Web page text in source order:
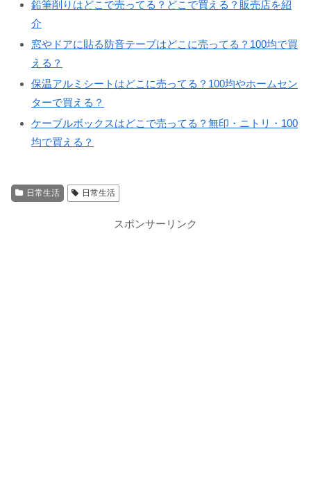
鉛筆削りはどこで売ってる？どこで買える？販売店を紹
介
窓やドアに貼る防音テープはどこに売ってる？100均で買
える？
保温アルミシートはどこに売ってる？100均やホームセン
ターで買える？
ケーブルボックスはどこで売ってる？無印・ニトリ・100
均で買える？
日常生活 日常生活
スポンサーリンク